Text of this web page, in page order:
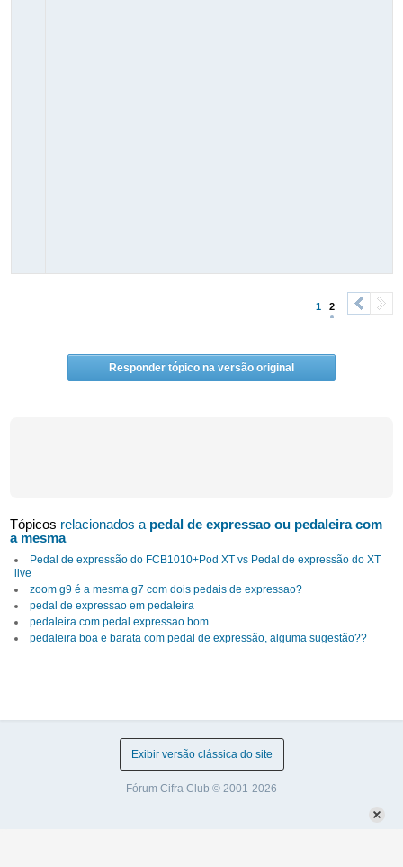
1 2
Responder tópico na versão original
Tópicos relacionados a pedal de expressao ou pedaleira com
a mesma
Pedal de expressão do FCB1010+Pod XT vs Pedal de expressão do XT
live
zoom g9 é a mesma g7 com dois pedais de expressao?
pedal de expressao em pedaleira
pedaleira com pedal expressao bom ..
pedaleira boa e barata com pedal de expressão, alguma sugestão??
Exibir versão clássica do site
Fórum Cifra Club © 2001-2026